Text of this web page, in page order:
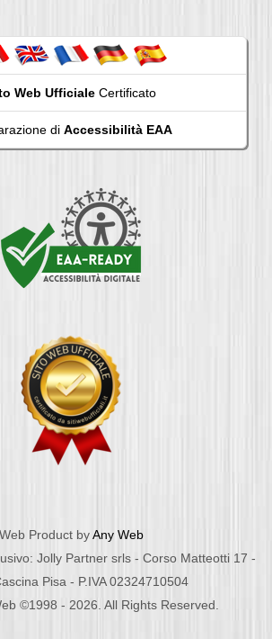
Web UfficialeCertificato
di Accessibilità EAA
Web Product byAny Web
Jolly Partner srls - Corso Matteotti 17 -
Pisa - P.IVA 02324710504
©1998 - 2026. All Rights Reserved.